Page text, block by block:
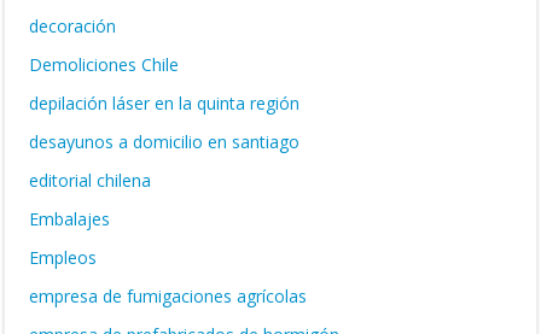
decoración
Demoliciones Chile
depilación láser en la quinta región
desayunos a domicilio en santiago
editorial chilena
Embalajes
Empleos
empresa de fumigaciones agrícolas